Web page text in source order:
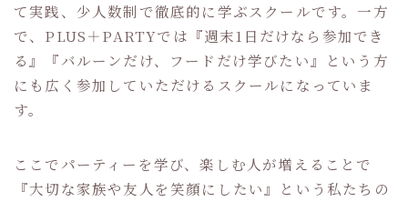
て実践、少人数制で徹底的に学ぶスクールです。一方
で、PLUS＋PARTYでは『週末1日だけなら参加でき
る』『バルーンだけ、フードだけ学びたい』という方
にも広く参加していただけるスクールになっていま
す。
ここでパーティーを学び、楽しむ人が増えることで
『大切な家族や友人を笑顔にしたい』という私たちの